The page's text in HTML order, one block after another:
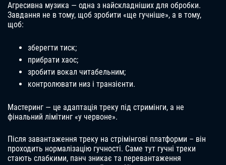
Агресивна музика — одна з найскладніших для обробки.
Завдання не в тому, щоб зробити «ще гучніше», а в тому,
щоб:
зберегти тиск;
прибрати хаос;
зробити вокал читабельним;
контролювати низ і транзієнти.
Мастеринг — це адаптація треку під стримінги, а не
фінальний лімітинг «у червоне».
Після завантаження треку на стрімінгові платформи – він
проходить нормалізацію гучності. Саме тут гучні треки
стають слабкими, панч зникає та перевантаження